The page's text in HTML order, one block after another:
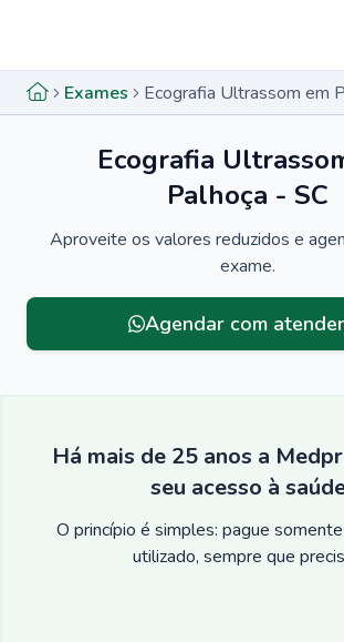
Exames
Ecografia
Palhoça - SC
Aproveite os valores reduzidos e
exame.
Agendar com
Há mais de 25 anos a
seu acesso à
O princípio é simples: pague
utilizado, sempre que